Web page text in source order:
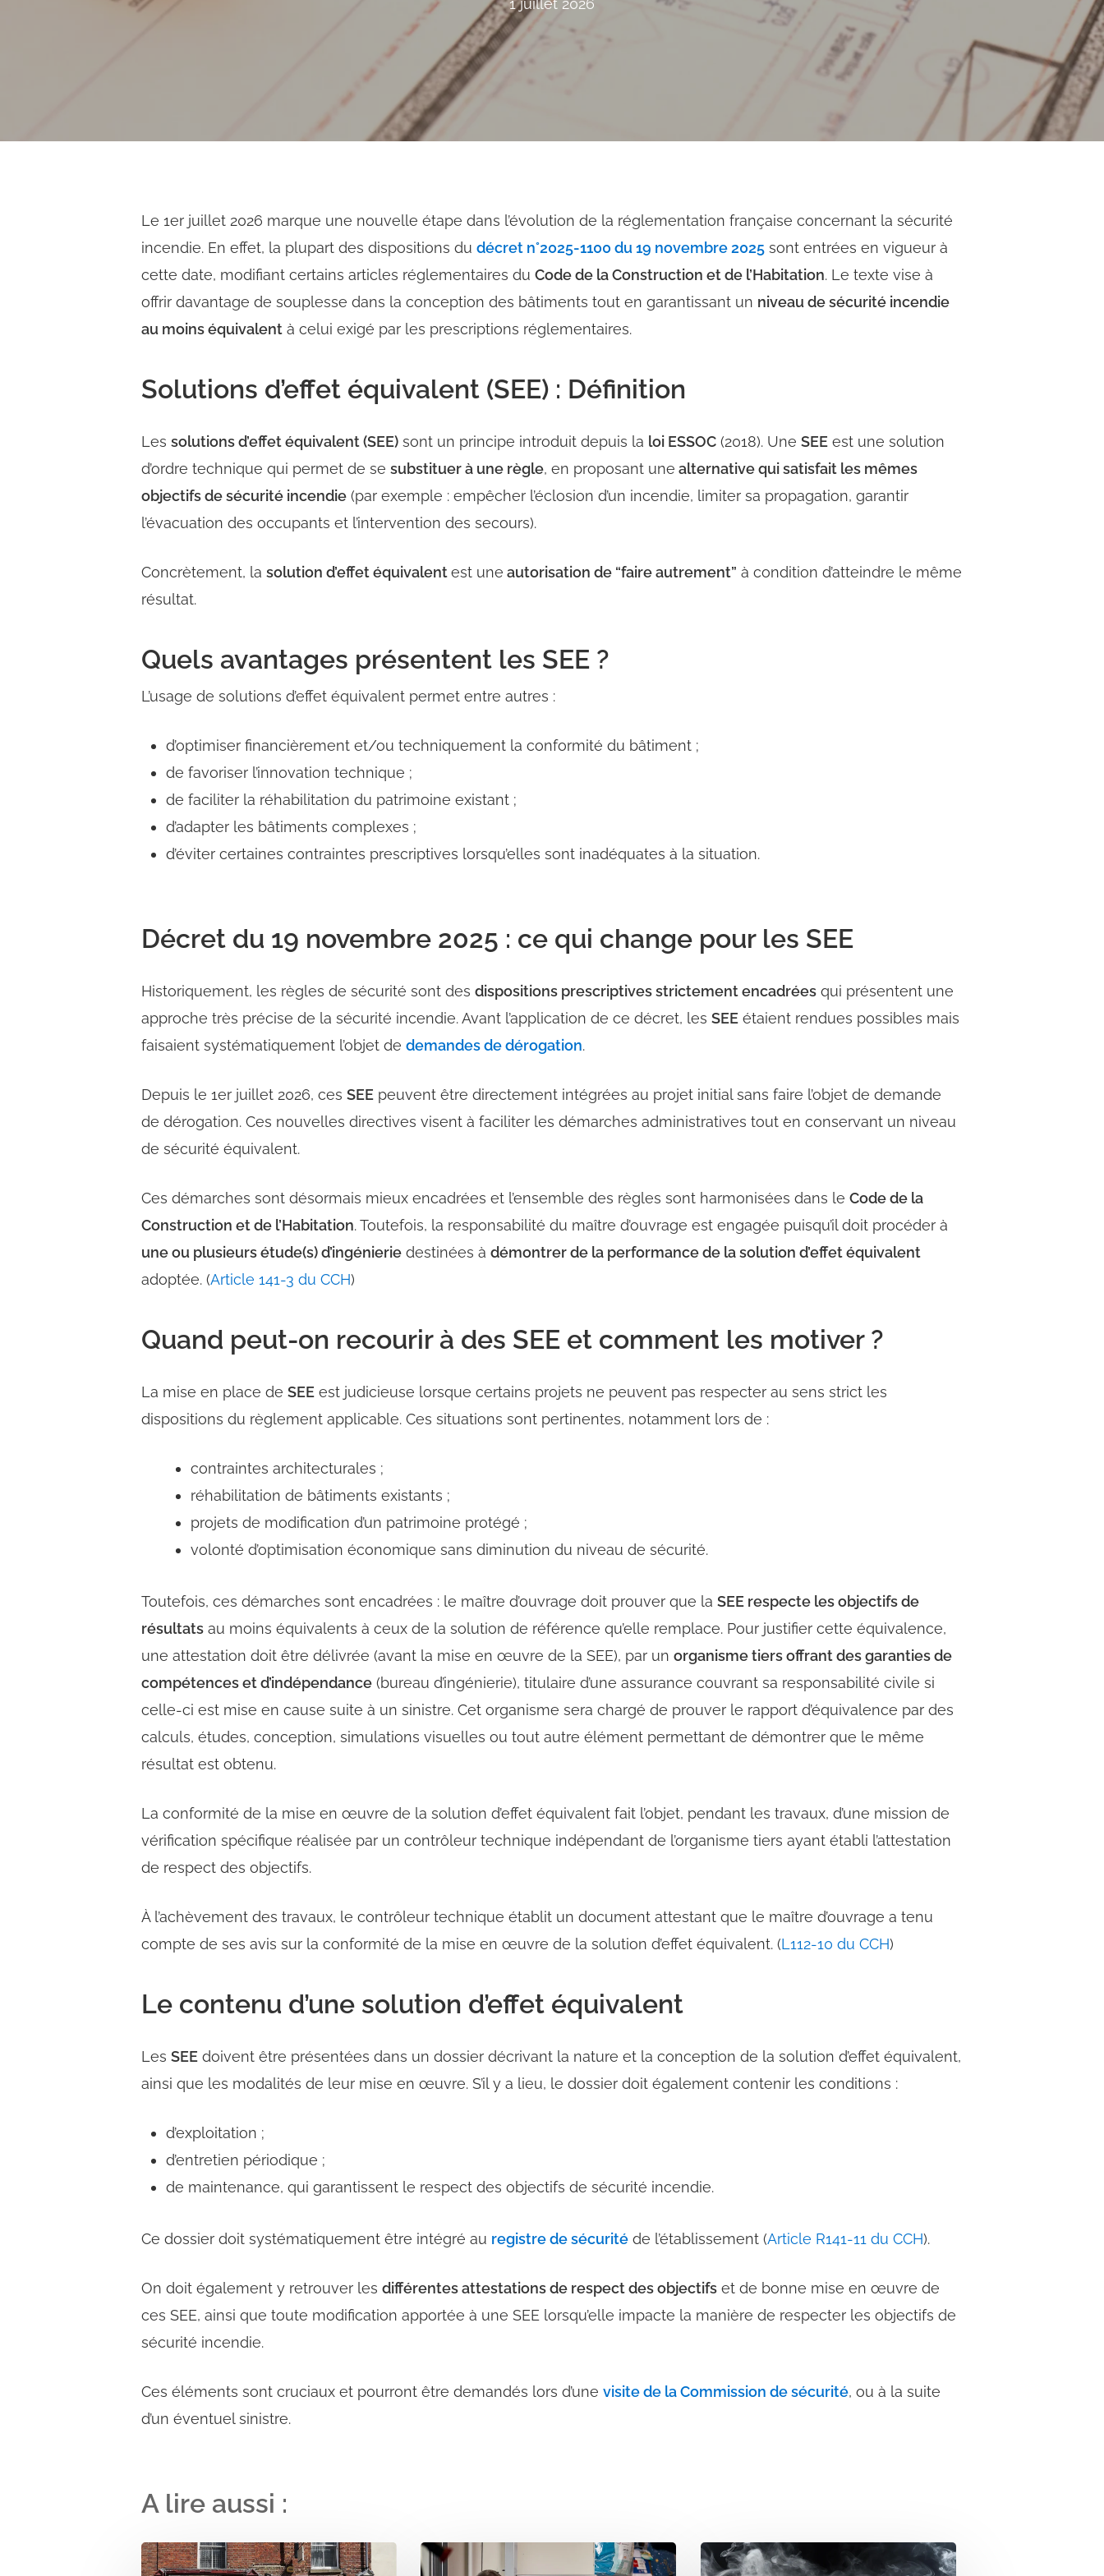
1 juillet 2026
Le 1er juillet 2026 marque une nouvelle étape dans l’évolution de la réglementation française concernant la sécurité
incendie. En effet, la plupart des dispositions dudécret n°2025-1100 du 19 novembre 2025 sont entrées en vigueur à
cette date, modifiant certains articles réglementaires duCode de la Construction et de l’Habitation. Le texte vise à
offrir davantage de souplesse dans la conception des bâtiments tout en garantissant un niveau de sécurité incendie
au moins équivalent à celui exigé par les prescriptions réglementaires.
Solutions d’effet équivalent (SEE) : Définition
Lessolutions d’effet équivalent (SEE) sont un principe introduit depuis la loi ESSOC (2018). UneSEE est une solution
d’ordre technique qui permet de sesubstituer à une règle, en proposant une alternative qui satisfait les mêmes
objectifs de sécurité incendie (par exemple : empêcher l’éclosion d’un incendie, limiter sa propagation, garantir
l’évacuation des occupants et l’intervention des secours).
Concrètement, lasolution d’effet équivalentest une autorisation de “faire autrement” à condition d’atteindre le même
résultat.
Quels avantages présentent les SEE ?
L’usage de solutions d’effet équivalent permet entre autres :
d’optimiser financièrement et/ou techniquement la conformité du bâtiment ;
de favoriser l’innovation technique ;
de faciliter la réhabilitation du patrimoine existant ;
d’adapter les bâtiments complexes ;
d’éviter certaines contraintes prescriptives lorsqu’elles sont inadéquates à la situation.
Décret du 19 novembre 2025 : ce qui change pour les SEE
Historiquement, les règles de sécurité sont desdispositions prescriptives strictement encadrées qui présentent une
approche très précise de la sécurité incendie. Avant l’application de ce décret, lesSEE étaient rendues possibles mais
faisaient systématiquement l’objet dedemandes de dérogation.
Depuis le 1er juillet 2026, cesSEE peuvent être directement intégrées au projet initial sans faire l’objet de demande
de dérogation. Ces nouvelles directives visent à faciliter les démarches administratives tout en conservant un niveau
de sécurité équivalent.
Ces démarches sont désormais mieux encadrées et l’ensemble des règles sont harmonisées dans leCode de la
Construction et de l’Habitation. Toutefois, la responsabilité du maître d’ouvrage est engagée puisqu’il doit procéder à
une ou plusieurs étude(s) d’ingénierie destinées àdémontrer de la performance de la solution d’effet équivalent
adoptée. (Article 141-3 du CCH)
Quand peut-on recourir à des SEE et comment les motiver ?
La mise en place deSEE est judicieuse lorsque certains projets ne peuvent pas respecter au sens strict les
dispositions du règlement applicable. Ces situations sont pertinentes, notamment lors de :
contraintes architecturales ;
réhabilitation de bâtiments existants ;
projets de modification d’un patrimoine protégé ;
volonté d’optimisation économique sans diminution du niveau de sécurité.
Toutefois, ces démarches sont encadrées : le maître d’ouvrage doit prouver que laSEE respecte les objectifs de
résultats au moins équivalents à ceux de la solution de référence qu’elle remplace. Pour justifier cette équivalence,
une attestation doit être délivrée (avant la mise en œuvre de la SEE), par unorganisme tiers offrant des garanties de
compétences et d’indépendance (bureau d’ingénierie), titulaire d’une assurance couvrant sa responsabilité civile si
celle-ci est mise en cause suite à un sinistre. Cet organisme sera chargé de prouver le rapport d’équivalence par des
calculs, études, conception, simulations visuelles ou tout autre élément permettant de démontrer que le même
résultat est obtenu.
La conformité de la mise en œuvre de la solution d’effet équivalent fait l’objet, pendant les travaux, d’une mission de
vérification spécifique réalisée par un contrôleur technique indépendant de l’organisme tiers ayant établi l’attestation
de respect des objectifs.
À l’achèvement des travaux, le contrôleur technique établit un document attestant que le maître d’ouvrage a tenu
compte de ses avis sur la conformité de la mise en œuvre de la solution d’effet équivalent. (L112-10 du CCH)
Le contenu d’une solution d’effet équivalent
LesSEE doivent être présentées dans un dossier décrivant la nature et la conception de la solution d’effet équivalent,
ainsi que les modalités de leur mise en œuvre. S’il y a lieu, le dossier doit également contenir les conditions :
d’exploitation ;
d’entretien périodique ;
de maintenance, qui garantissent le respect des objectifs de sécurité incendie.
Ce dossier doit systématiquement être intégré au registre de sécurité de l’établissement (Article R141-11 du CCH).
On doit également y retrouver lesdifférentes attestations de respect des objectifs et de bonne mise en œuvre de
ces SEE, ainsi que toute modification apportée à une SEE lorsqu’elle impacte la manière de respecter les objectifs de
sécurité incendie.
Ces éléments sont cruciaux et pourront être demandés lors d’unevisite de la Commission de sécurité, ou à la suite
d’un éventuel sinistre.
A lire aussi :
Ouvrir
Plan
Normes